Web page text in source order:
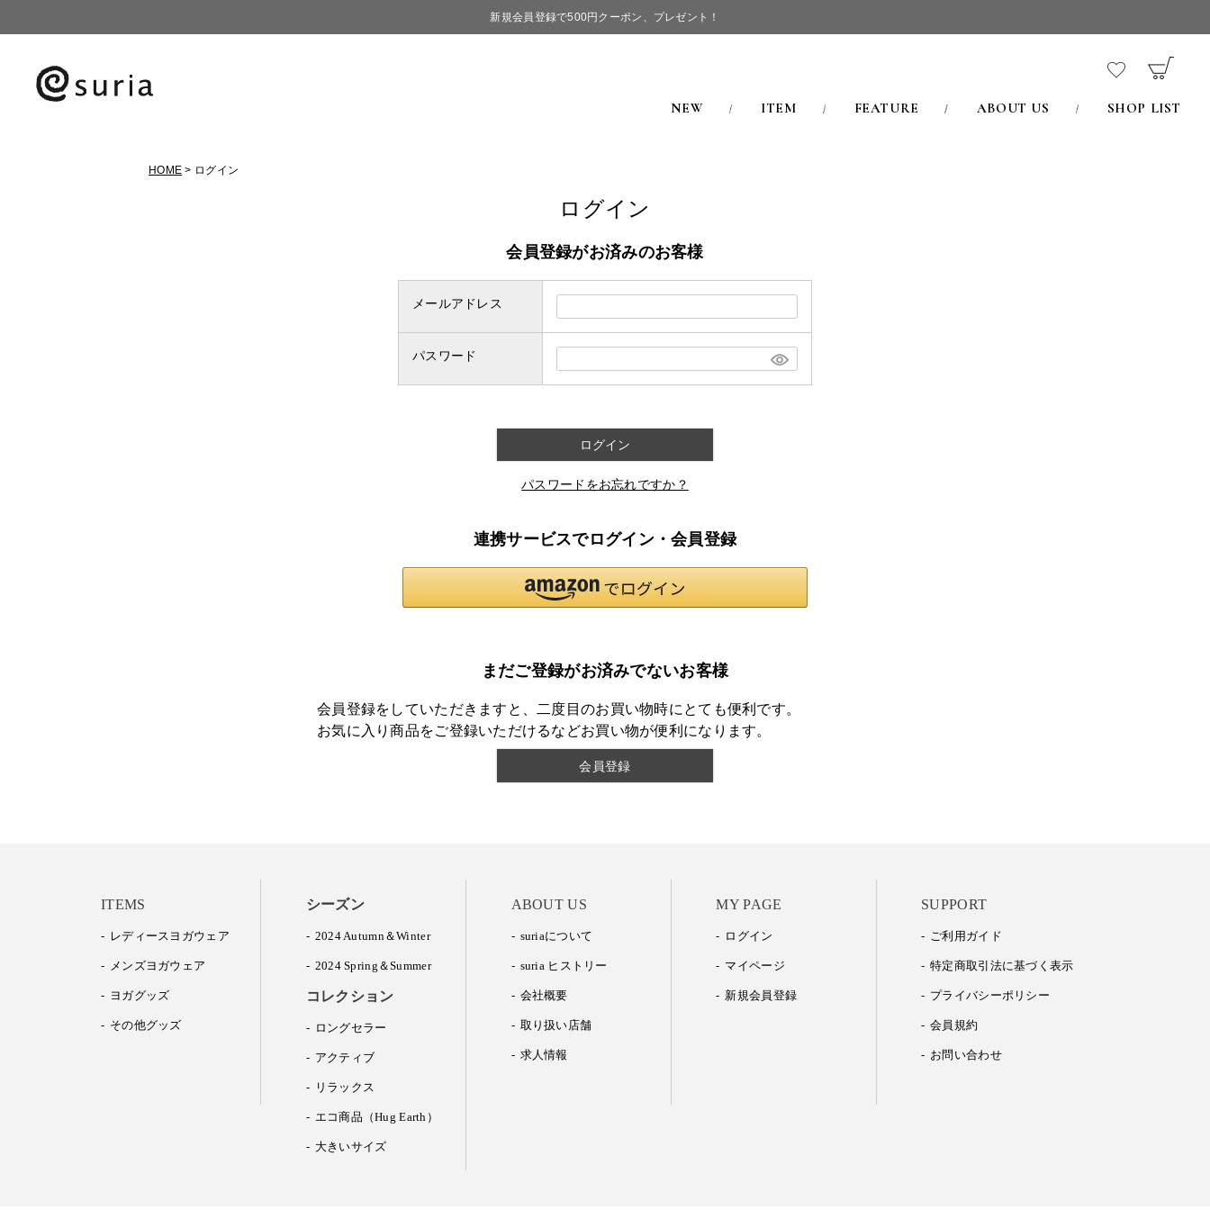
新規会員登録で500円クーポン、プレゼント！
NEW ITEM FEATURE ABOUT US SHOP LIST
HOME ログイン
ログイン
会員登録がお済みのお客様
メールアドレス
パスワード
ログイン
パスワードをお忘れですか？
連携サービスでログイン・会員登録
まだご登録がお済みでないお客様
会員登録をしていただきますと、二度目のお買い物時にとても便利です。
お気に入り商品をご登録いただけるなどお買い物が便利になります。
会員登録
ITEMS
レディースヨガウェア
メンズヨガウェア
ヨガグッズ
その他グッズ
シーズン
2024 Autumn＆Winter
2024 Spring＆Summer
コレクション
ロングセラー
アクティブ
リラックス
エコ商品（Hug Earth）
大きいサイズ
ABOUT US
suriaについて
suria ヒストリー
会社概要
取り扱い店舗
求人情報
MY PAGE
ログイン
マイページ
新規会員登録
SUPPORT
ご利用ガイド
特定商取引法に基づく表示
プライバシーポリシー
会員規約
お問い合わせ